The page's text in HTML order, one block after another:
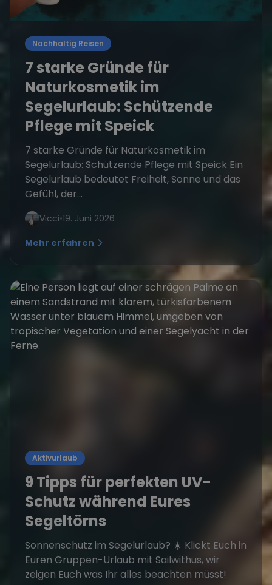
Nachhaltig Reisen
7 starke Gründe für
Naturkosmetik im
Segelurlaub: Schützende
Pflege mit Speick
7 starke Gründe für Naturkosmetik im
Segelurlaub: Schützende Pflege mit Speick Ein
Segelurlaub bedeutet Freiheit, Sonne und das
Gefühl, der...
Vicci•19. Juni 2026
Mehr erfahren
Aktivurlaub
9 Tipps für perfekten UV-
Schutz während Eures
Segeltörns
Sonnenschutz im Segelurlaub? ☀️ Klickt Euch in
Euren Gruppen-Urlaub mit Sailwithus, wir
zeigen Euch was Ihr alles beachten müsst!